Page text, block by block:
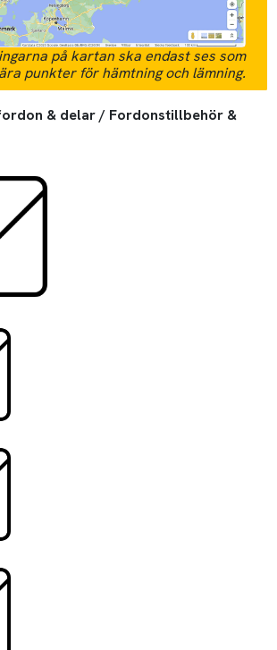
på kartan ska endast ses som
punkter för hämtning och lämning.
& delar / Fordonstillbehör &